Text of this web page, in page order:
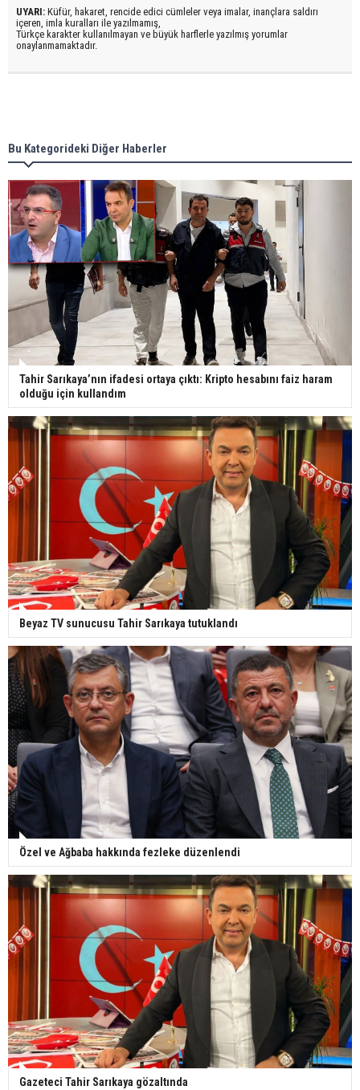
UYARI: Küfür, hakaret, rencide edici cümleler veya imalar, inançlara saldırı
içeren, imla kuralları ile yazılmamış,
Türkçe karakter kullanılmayan ve büyük harflerle yazılmış yorumlar
onaylanmamaktadır.
Bu Kategorideki Diğer Haberler
Tahir Sarıkaya’nın ifadesi ortaya çıktı: Kripto hesabını faiz haram
olduğu için kullandım
Beyaz TV sunucusu Tahir Sarıkaya tutuklandı
Özel ve Ağbaba hakkında fezleke düzenlendi
Gazeteci Tahir Sarıkaya gözaltında